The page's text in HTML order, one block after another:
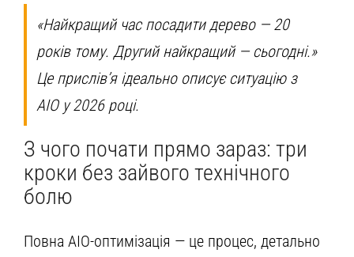
«Найкращий час посадити дерево — 20
років тому. Другий найкращий — сьогодні.»
Це прислів’я ідеально описує ситуацію з
AIO у 2026 році.
З чого почати прямо зараз: три
кроки без зайвого технічного
болю
Повна AIO-оптимізація — це процес, детально